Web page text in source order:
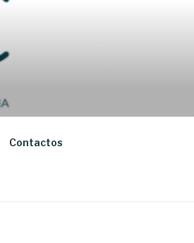
Contactos